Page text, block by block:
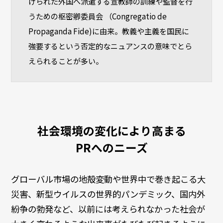
うための枢密卿委員会 （Congregatio de
Propaganda Fide)に由来。教義や主義を国民に
強要するという否定的なニュアンスの意味でとら
えられることが多い。
社会環境の変化により高まる
PRへのニーズ
グローバル市場の地殻変動や世界中で巻き起こる大
災害、新型ウイルスの世界的パンデミック、国内外
紛争の勃発など、以前には考えられなかった社会が